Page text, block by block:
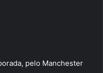
pelo Manchester